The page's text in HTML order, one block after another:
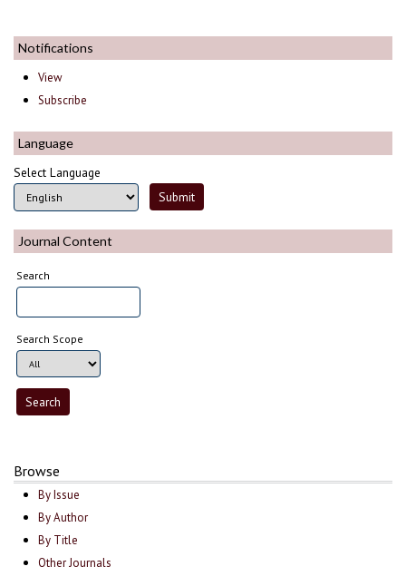
Notifications
View
Subscribe
Language
Select Language
Journal Content
Search
Search Scope
Browse
By Issue
By Author
By Title
Other Journals